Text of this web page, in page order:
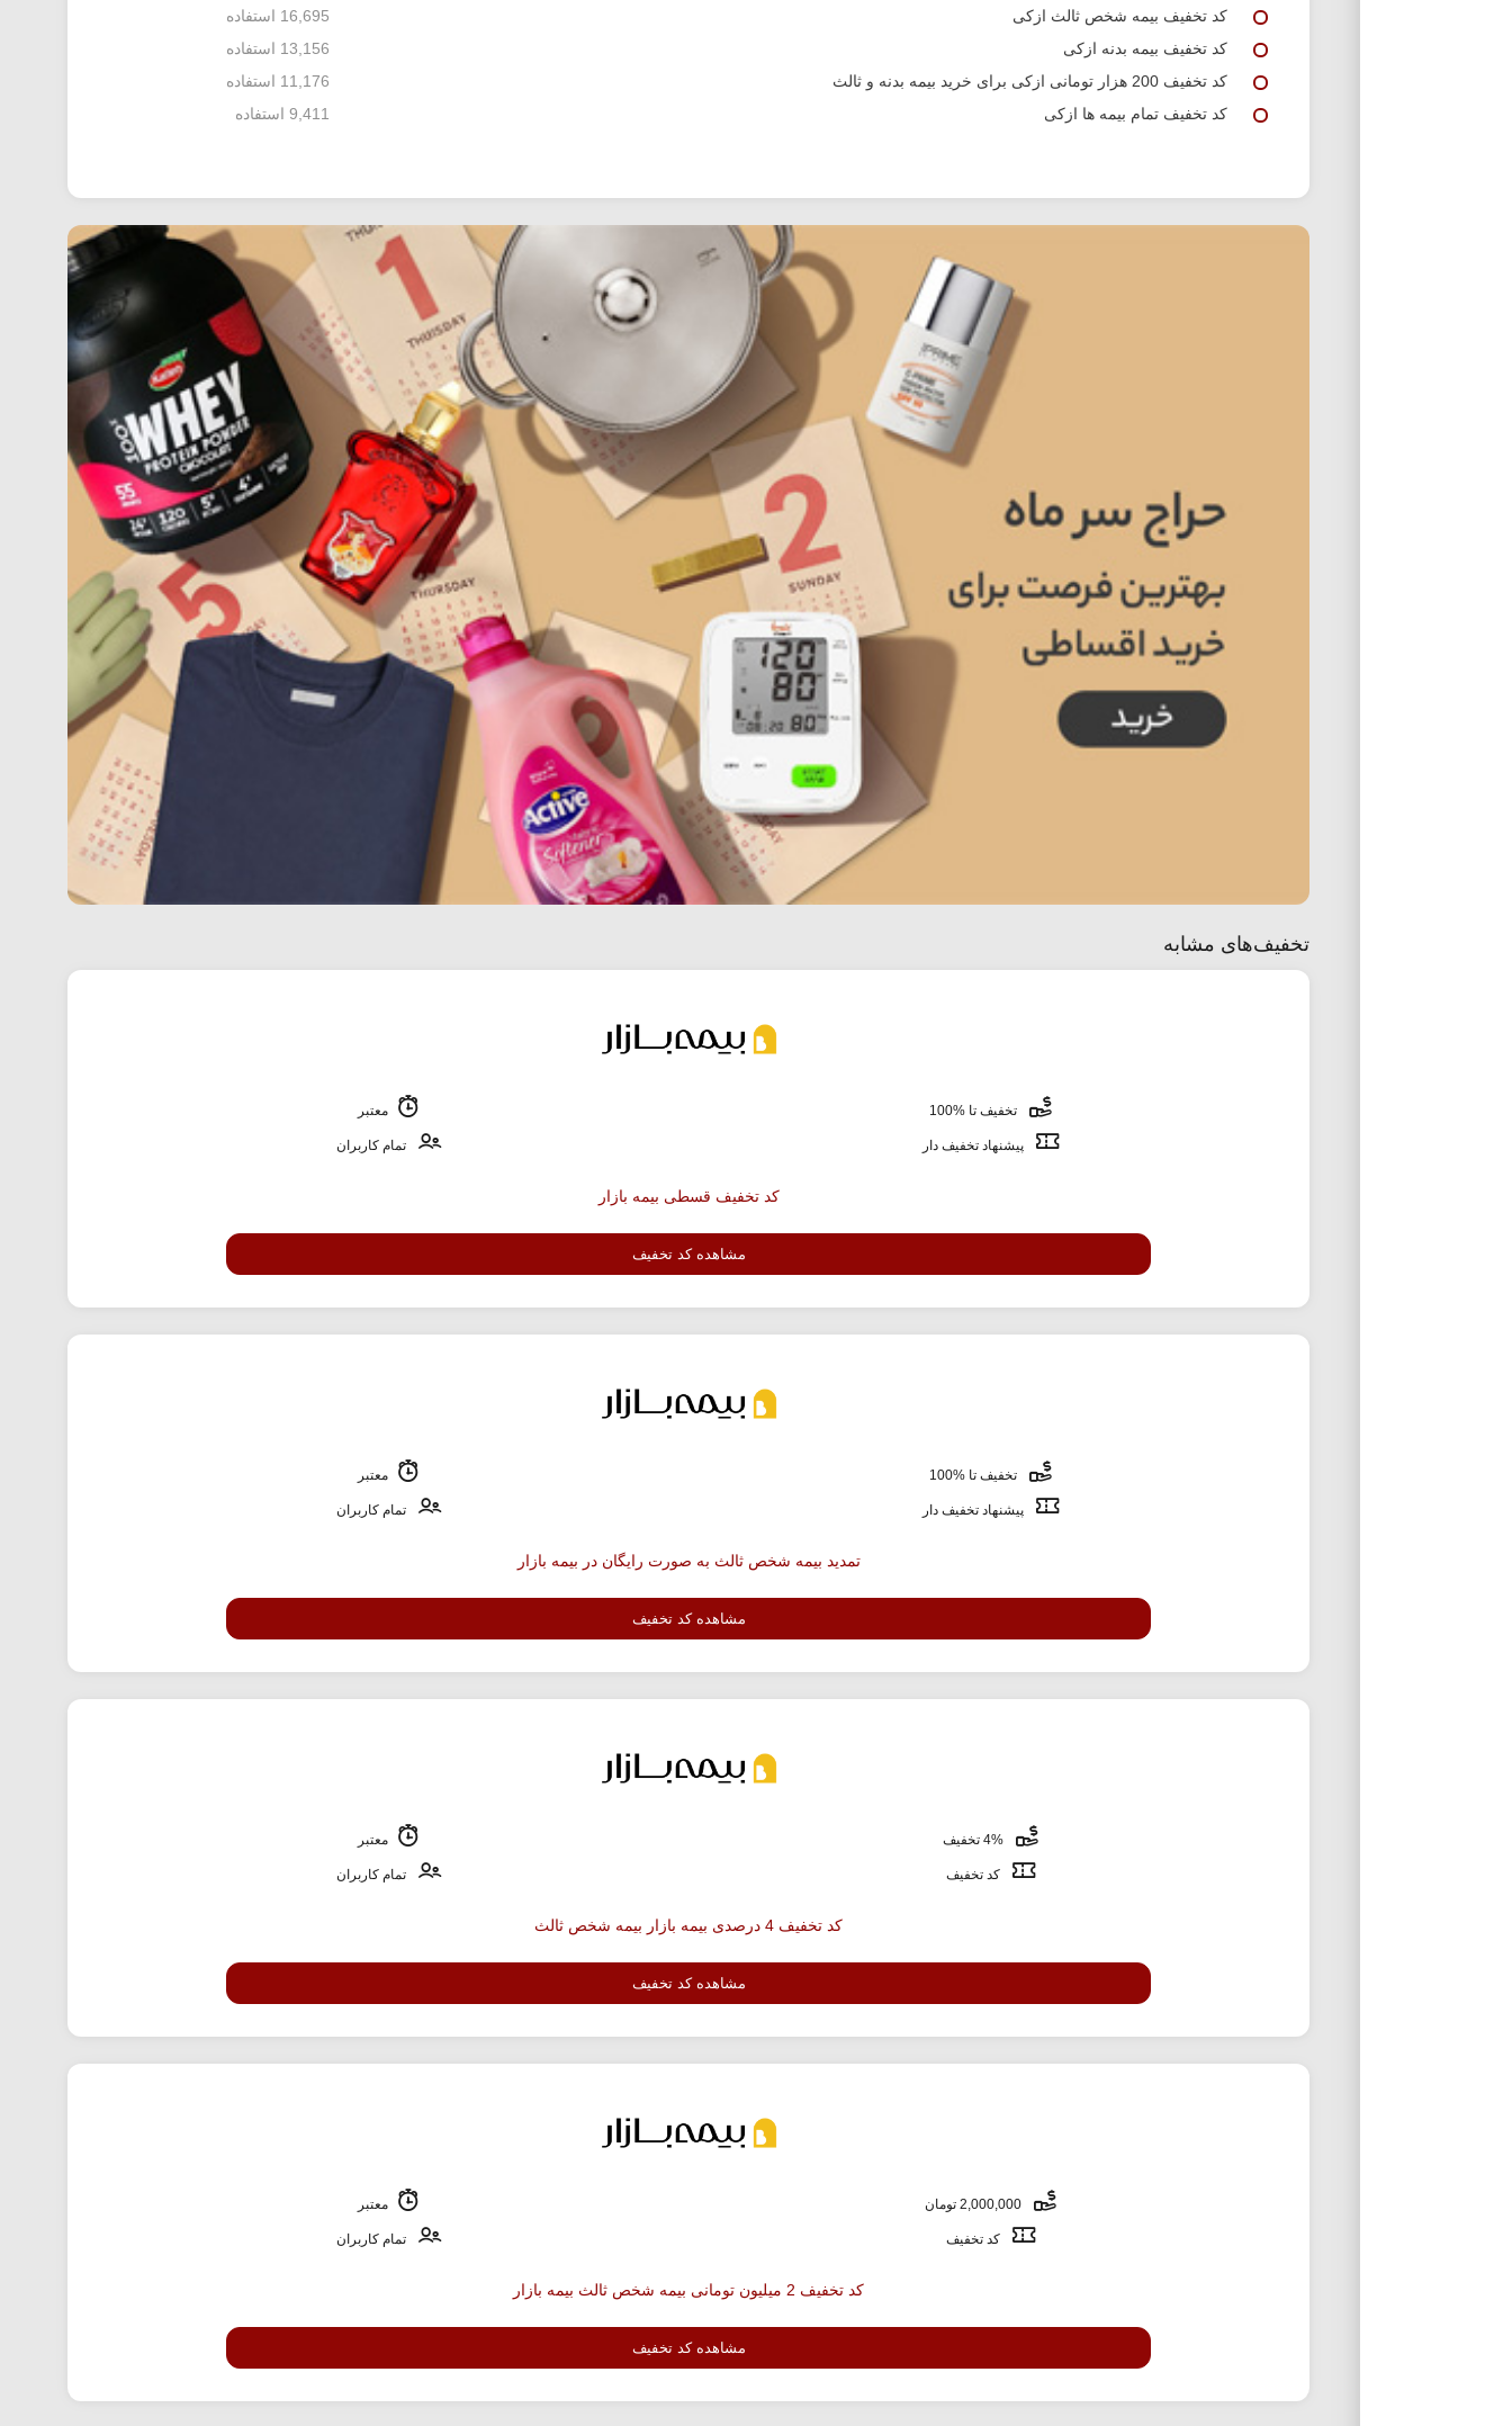
کد تخفیف بیمه شخص ثالث ازکی
16,695 استفاده
کد تخفیف بیمه بدنه ازکی
13,156 استفاده
کد تخفیف 200 هزار تومانی ازکی برای خرید بیمه بدنه و ثالث
11,176 استفاده
کد تخفیف تمام بیمه ها ازکی
9,411 استفاده
تخفیف‌های مشابه
تخفیف تا %100 معتبر
پیشنهاد تخفیف دار تمام کاربران
کد تخفیف قسطی بیمه بازار
مشاهده کد تخفیف
تخفیف تا %100 معتبر
پیشنهاد تخفیف دار تمام کاربران
تمدید بیمه شخص ثالث به صورت رایگان در بیمه بازار
مشاهده کد تخفیف
معتبر
کد تخفیف تمام کاربران
کد تخفیف 4 درصدی بیمه بازار بیمه شخص ثالث
مشاهده کد تخفیف
معتبر
کد تخفیف تمام کاربران
کد تخفیف 2 میلیون تومانی بیمه شخص ثالث بیمه بازار
مشاهده کد تخفیف